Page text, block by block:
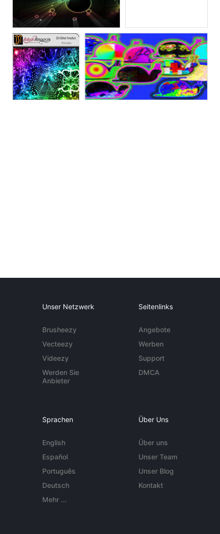
Unser Netzwerk
Brusheezy
Vecteezy
Videezy
Werden Sie
Anbieter
Seitenlinks
Angebote
Werben
Support
DMCA
Sprachen
English
Español
Português
Deutsch
Mehr ...
Über Uns
Über uns
Unser Team
Unser Blog
Kontakt